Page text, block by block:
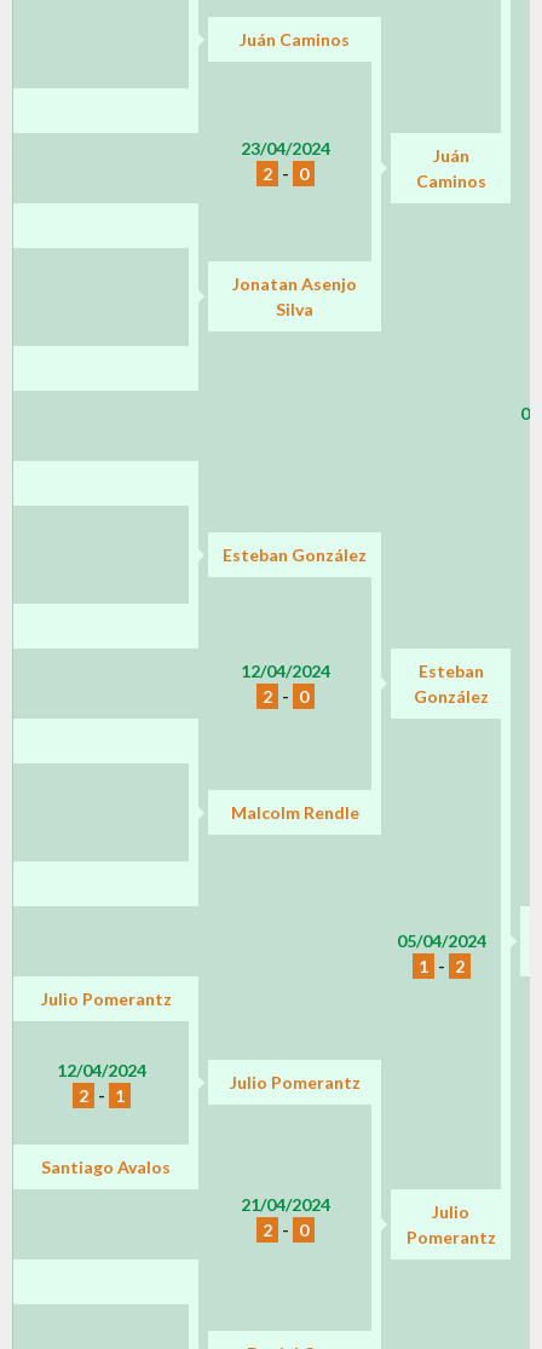
Juán Caminos
23/04/2024
2 - 0
Juán
Caminos
Jonatan Asenjo
Silva
Esteban González
12/04/2024
2 - 0
Esteban
González
05/04/2024
1 - 2
Malcolm Rendle
Julio Pomerantz
12/04/2024
2 - 1
Julio Pomerantz
21/04/2024
2 - 0
Santiago Avalos
Julio
Pomerantz